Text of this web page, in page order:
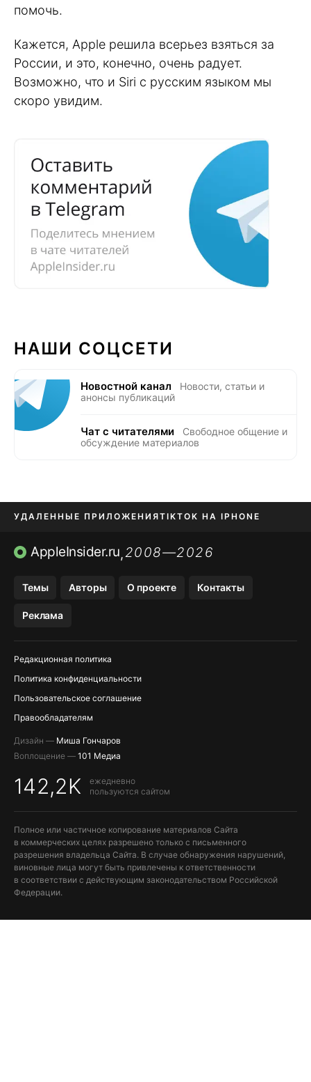
помочь.
Кажется, Apple решила всерьез взяться за
России, и это, конечно, очень радует.
Возможно, что и Siri с русским языком мы
скоро увидим.
НАШИ СОЦСЕТИ
Новостной канал
Новости, статьи и
анонсы публикаций
Чат с читателями
Свободное общение и
обсуждение материалов
УДАЛЕННЫЕ ПРИЛОЖЕНИЯTIKTOK НА IPHONE
ПРИЛОЖЕНИЯ БЕЗ APP STORE
AppleInsider.ru,2008—2026
Темы Авторы О проекте Контакты
Реклама
Редакционная политика
Политика конфиденциальности
Пользовательское соглашение
Правообладателям
Дизайн — Миша Гончаров
Воплощение — 101 Медиа
142,2K
ежедневно
пользуются сайтом
Полное или частичное копирование материалов Сайта
в коммерческих целях разрешено только с письменного
разрешения владельца Сайта. В случае обнаружения нарушений,
виновные лица могут быть привлечены к ответственности
в соответствии с действующим законодательством Российской
Федерации.